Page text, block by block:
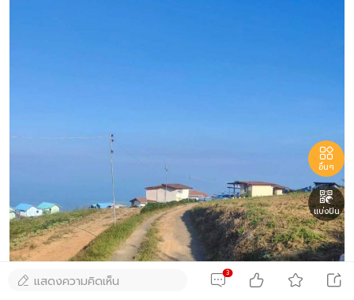

อื่นๆ

แบ่งปัน
 แสดงความคิดเห็น 3   